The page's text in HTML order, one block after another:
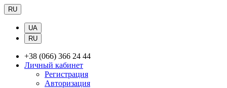
RU
UA
RU
+38 (066) 366 24 44
Личный кабинет
Регистрация
Авторизация